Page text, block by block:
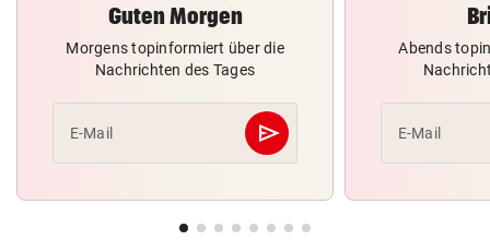
Guten Morgen
Morgens topinformiert über die
Nachrichten des Tages
E-Mail send
Abschicken
Abends
E-Mail